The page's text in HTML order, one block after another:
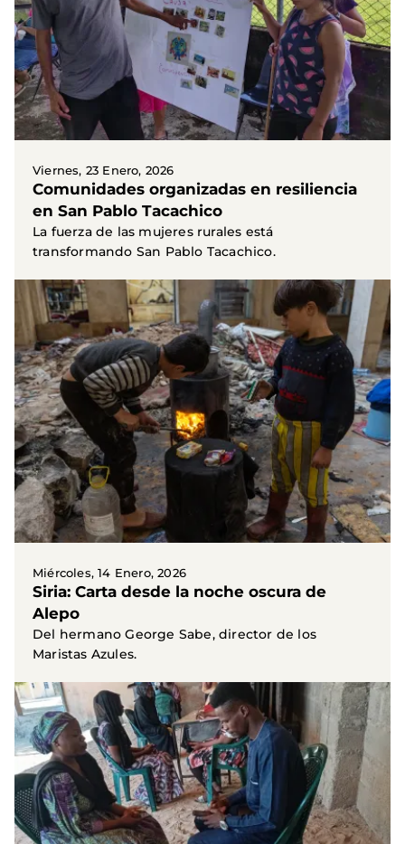
Viernes, 23 Enero, 2026
Comunidades organizadas en resiliencia
en San Pablo Tacachico
La fuerza de las mujeres rurales está
transformando San Pablo Tacachico.
Miércoles, 14 Enero, 2026
Siria: Carta desde la noche oscura de
Alepo
Del hermano George Sabe, director de los
Maristas Azules.